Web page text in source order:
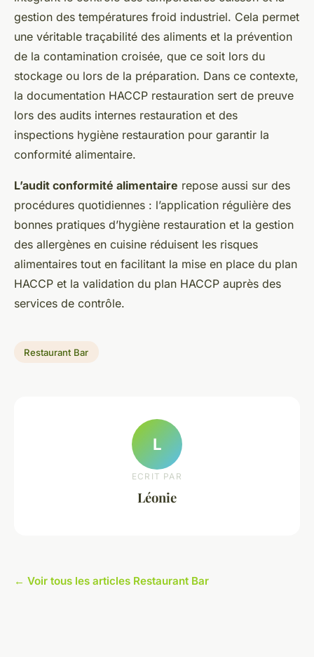
gestion des températures froid industriel. Cela permet
une véritable traçabilité des aliments et la prévention
de la contamination croisée, que ce soit lors du
stockage ou lors de la préparation. Dans ce contexte,
la documentation HACCP restauration sert de preuve
lors des audits internes restauration et des
inspections hygiène restauration pour garantir la
conformité alimentaire.
L’audit conformité alimentaire repose aussi sur des
procédures quotidiennes : l’application régulière des
bonnes pratiques d’hygiène restauration et la gestion
des allergènes en cuisine réduisent les risques
alimentaires tout en facilitant la mise en place du plan
HACCP et la validation du plan HACCP auprès des
services de contrôle.
Restaurant Bar
L
ECRIT PAR
Léonie
← Voir tous les articles Restaurant Bar